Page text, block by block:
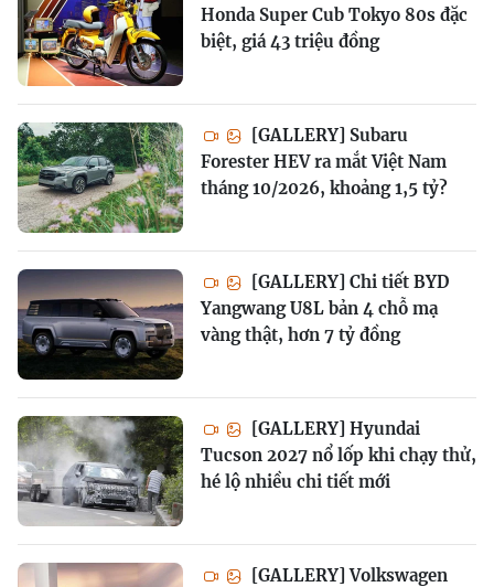
Honda Super Cub Tokyo 80s đặc
biệt, giá 43 triệu đồng
[GALLERY] Subaru
Forester HEV ra mắt Việt Nam
tháng 10/2026, khoảng 1,5 tỷ?
[GALLERY] Chi tiết BYD
Yangwang U8L bản 4 chỗ mạ
vàng thật, hơn 7 tỷ đồng
[GALLERY] Hyundai
Tucson 2027 nổ lốp khi chạy thử,
hé lộ nhiều chi tiết mới
[GALLERY] Volkswagen